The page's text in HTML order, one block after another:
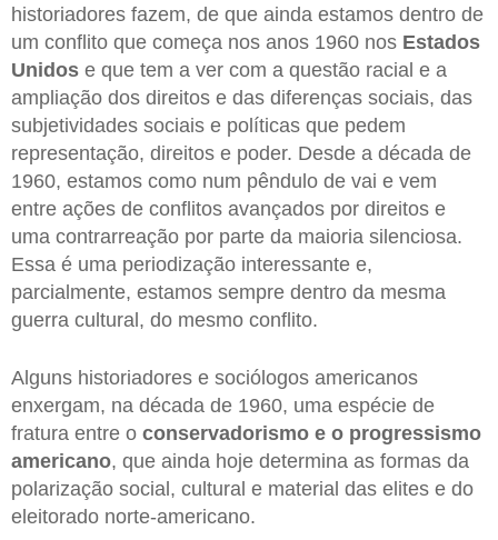
historiadores fazem, de que ainda estamos dentro de
um conflito que começa nos anos 1960 nos Estados
Unidos e que tem a ver com a questão racial e a
ampliação dos direitos e das diferenças sociais, das
subjetividades sociais e políticas que pedem
representação, direitos e poder. Desde a década de
1960, estamos como num pêndulo de vai e vem
entre ações de conflitos avançados por direitos e
uma contrarreação por parte da maioria silenciosa.
Essa é uma periodização interessante e,
parcialmente, estamos sempre dentro da mesma
guerra cultural, do mesmo conflito.
Alguns historiadores e sociólogos americanos
enxergam, na década de 1960, uma espécie de
fratura entre o conservadorismo e o progressismo
americano, que ainda hoje determina as formas da
polarização social, cultural e material das elites e do
eleitorado norte-americano.